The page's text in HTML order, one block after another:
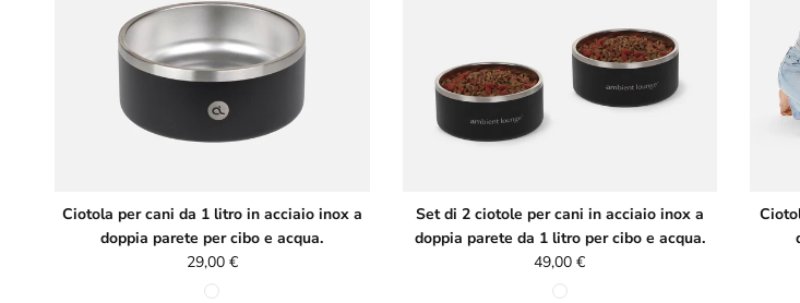
Ciotola per cani da 1 litro in acciaio inox a
doppia parete per cibo e acqua.
Prezzo normale
29,00 €
Set di 2 ciotole per cani in acciaio inox a
doppia parete da 1 litro per cibo e acqua.
Prezzo normale
49,00 €